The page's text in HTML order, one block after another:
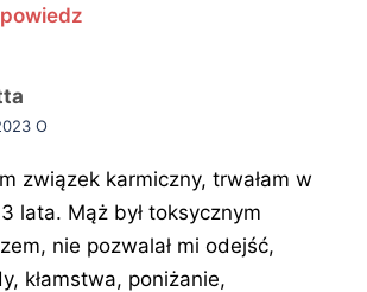
O
związek karmiczny, trwałam w
lata. Mąż był toksycznym
nie pozwalał mi odejść,
kłamstwa, poniżanie,